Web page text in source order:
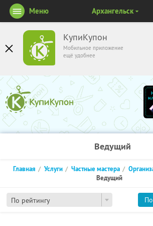
КупиКупон
Мобильное приложение
ещё удобнее
Меню Архангельск
Ведущий
По рейтингу
Главная Услуги Частные мастера
Ведущий